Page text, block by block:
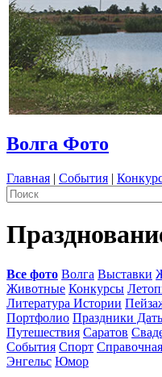
Волга Фото
Главная | События |
Все фото Волга Выставки
Животные Конкурсы
Литература Истории
Портфолио Праздники
Путешествия Саратов
События Спорт Справочная
Энгельс Юмор